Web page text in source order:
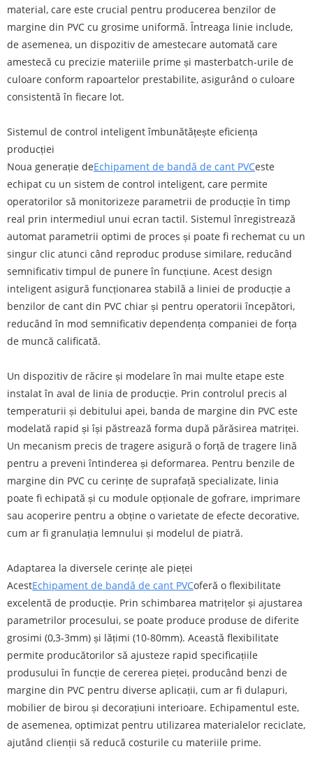
material, care este crucial pentru producerea benzilor de
margine din PVC cu grosime uniformă. Întreaga linie include,
de asemenea, un dispozitiv de amestecare automată care
amestecă cu precizie materiile prime și masterbatch-urile de
culoare conform rapoartelor prestabilite, asigurând o culoare
consistentă în fiecare lot.
Sistemul de control inteligent îmbunătățește eficiența
producției
Noua generație deEchipament de bandă de cant PVCeste
echipat cu un sistem de control inteligent, care permite
operatorilor să monitorizeze parametrii de producție în timp
real prin intermediul unui ecran tactil. Sistemul înregistrează
automat parametrii optimi de proces și poate fi rechemat cu un
singur clic atunci când reproduc produse similare, reducând
semnificativ timpul de punere în funcțiune. Acest design
inteligent asigură funcționarea stabilă a liniei de producție a
benzilor de cant din PVC chiar și pentru operatorii începători,
reducând în mod semnificativ dependența companiei de forța
de muncă calificată.
Un dispozitiv de răcire și modelare în mai multe etape este
instalat în aval de linia de producție. Prin controlul precis al
temperaturii și debitului apei, banda de margine din PVC este
modelată rapid și își păstrează forma după părăsirea matriței.
Un mecanism precis de tragere asigură o forță de tragere lină
pentru a preveni întinderea și deformarea. Pentru benzile de
margine din PVC cu cerințe de suprafață specializate, linia
poate fi echipată și cu module opționale de gofrare, imprimare
sau acoperire pentru a obține o varietate de efecte decorative,
cum ar fi granulația lemnului și modelul de piatră.
Adaptarea la diversele cerințe ale pieței
AcestEchipament de bandă de cant PVCoferă o flexibilitate
excelentă de producție. Prin schimbarea matrițelor și ajustarea
parametrilor procesului, se poate produce produse de diferite
grosimi (0,3-3mm) și lățimi (10-80mm). Această flexibilitate
permite producătorilor să ajusteze rapid specificațiile
produsului în funcție de cererea pieței, producând benzi de
margine din PVC pentru diverse aplicații, cum ar fi dulapuri,
mobilier de birou și decorațiuni interioare. Echipamentul este,
de asemenea, optimizat pentru utilizarea materialelor reciclate,
ajutând clienții să reducă costurile cu materiile prime.